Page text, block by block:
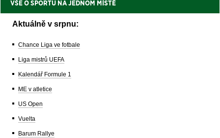
VŠE O SPORTU NA JEDNOM MÍSTĚ
Aktuálně v srpnu:
Chance Liga ve fotbale
Liga mistrů UEFA
Kalendář Formule 1
ME v atletice
US Open
Vuelta
Barum Rallye